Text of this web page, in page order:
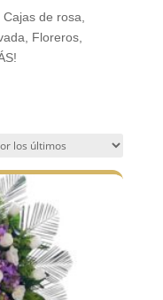
de rosa,
Floreros,